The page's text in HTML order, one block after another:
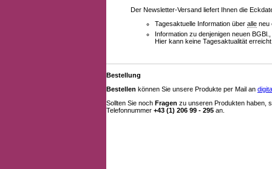
Der Newsletter-Versand liefert Ihnen die
Tagesaktuelle Information über alle neu
Information zu denjenigen neuen
Hier kann keine Tagesaktualität
Bestellung
Bestellen können Sie unsere Produkte per Mail an
Sollten Sie noch Fragen zu unseren Produkten haben,
Telefonnummer +43 (1) 206 99 - 295 an.